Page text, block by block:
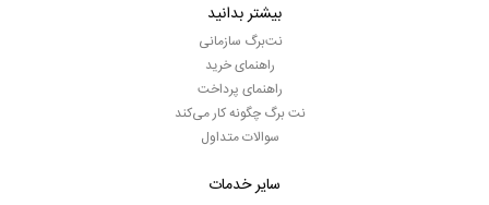
بیشتر بدانید
نت‌برگ سازمانی
راهنمای خرید
راهنمای پرداخت
نت برگ چگونه کار می‌کند
سوالات متداول
سایر خدمات